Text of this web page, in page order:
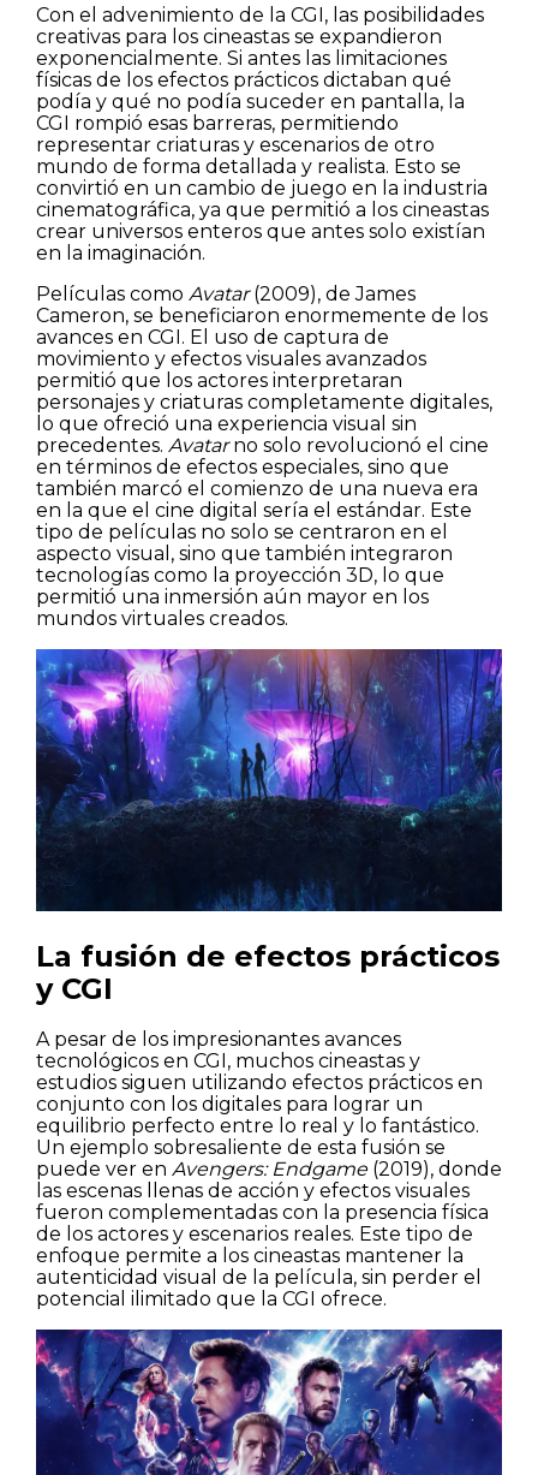
Casas
Pisos
Con el advenimiento de la CGI, las posibilidades
creativas para los cineastas se expandieron
exponencialmente. Si antes las limitaciones
físicas de los efectos prácticos dictaban qué
podía y qué no podía suceder en pantalla, la
CGI rompió esas barreras, permitiendo
representar criaturas y escenarios de otro
mundo de forma detallada y realista. Esto se
convirtió en un cambio de juego en la industria
cinematográfica, ya que permitió a los cineastas
crear universos enteros que antes solo existían
en la imaginación.
Películas como Avatar(2009), de James
Cameron, se beneficiaron enormemente de los
avances en CGI. El uso de captura de
movimiento y efectos visuales avanzados
permitió que los actores interpretaran
personajes y criaturas completamente digitales,
lo que ofreció una experiencia visual sin
precedentes. Avatarno solo revolucionó el cine
en términos de efectos especiales, sino que
también marcó el comienzo de una nueva era
en la que el cine digital sería el estándar. Este
tipo de películas no solo se centraron en el
aspecto visual, sino que también integraron
tecnologías como la proyección 3D, lo que
permitió una inmersión aún mayor en los
mundos virtuales creados.
La fusión de efectos prácticos
y CGI
A pesar de los impresionantes avances
tecnológicos en CGI, muchos cineastas y
estudios siguen utilizando efectos prácticos en
conjunto con los digitales para lograr un
equilibrio perfecto entre lo real y lo fantástico.
Un ejemplo sobresaliente de esta fusión se
puede ver en Avengers: Endgame(2019), donde
las escenas llenas de acción y efectos visuales
fueron complementadas con la presencia física
de los actores y escenarios reales. Este tipo de
enfoque permite a los cineastas mantener la
autenticidad visual de la película, sin perder el
potencial ilimitado que la CGI ofrece.